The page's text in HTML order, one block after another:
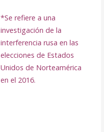
*Se refiere a una
investigación de la
interferencia rusa en las
elecciones de Estados
Unidos de Norteamérica
en el 2016.